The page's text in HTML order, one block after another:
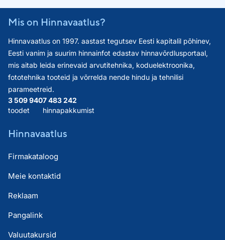
Mis on Hinnavaatlus?
Hinnavaatlus on 1997. aastast tegutsev Eesti kapitalil põhinev,
Eesti vanim ja suurim hinnainfot edastav hinnavõrdlusportaal,
mis aitab leida erinevaid arvutitehnika, koduelektroonika,
fototehnika tooteid ja võrrelda nende hindu ja tehnilisi
parameetreid.
3 509 940
toodet
7 483 242
hinnapakkumist
Hinnavaatlus
Firmakataloog
Meie kontaktid
Reklaam
Pangalink
Valuutakursid